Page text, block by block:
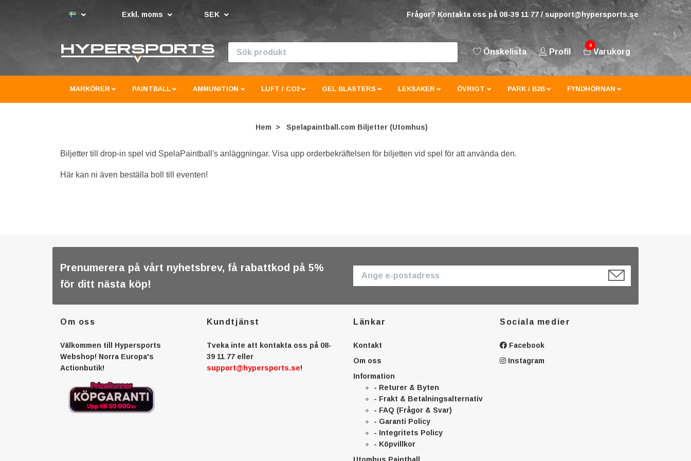
Exkl. moms SEK Frågor? Kontakta oss på 08-39 11 77 / support@hypersports.se
Önskelista Profil
0
Varukorg
MARKÖRER PAINTBALL AMMUNITION LUFT / CO2 GEL BLASTERS LEKSAKER ÖVRIGT PARK / B2B FYNDHÖRNAN
Hem Spelapaintball.com Biljetter (Utomhus)
Biljetter till drop-in spel vid SpelaPaintball's anläggningar. Visa upp orderbekräftelsen för biljetten vid spel för att använda den.
Här kan ni även beställa boll till eventen!
Prenumerera på vårt nyhetsbrev, få rabattkod på 5%
för ditt nästa köp!
Om oss
Välkommen till Hypersports
Webshop! Norra Europa's
Actionbutik!
Kundtjänst
Tveka inte att kontakta oss på 08-
39 11 77 eller
support@hypersports.se!
Länkar
Kontakt
Om oss
Information
- Returer & Byten
- Frakt & Betalningsalternativ
- FAQ (Frågor & Svar)
- Garanti Policy
- Integritets Policy
- Köpvillkor
Sociala medier
Facebook
Instagram